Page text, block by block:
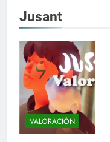
Jusant
VALORACIÓN